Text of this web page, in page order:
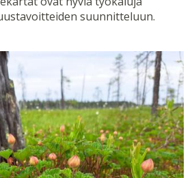
suunnitteluun.